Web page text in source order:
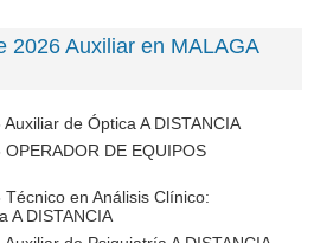
2026 Auxiliar en MALAGA
de Óptica A DISTANCIA
DE EQUIPOS
en Análisis Clínico:
A DISTANCIA